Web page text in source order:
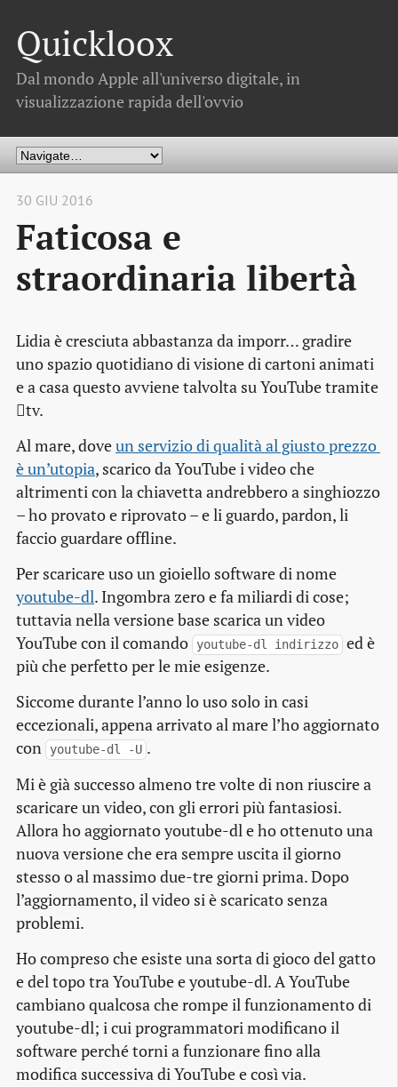
Quickloox
Dal mondo Apple all'universo digitale, in
visualizzazione rapida dell'ovvio
30 GIU 2016
Faticosa e
straordinaria libertà
Lidia è cresciuta abbastanza da imporr… gradire
uno spazio quotidiano di visione di cartoni animati
e a casa questo avviene talvolta su YouTube tramite
tv.
Al mare, doveun servizio di qualità al giusto prezzo
è un’utopia, scarico da YouTube i video che
altrimenti con la chiavetta andrebbero a singhiozzo
– ho provato e riprovato – e li guardo, pardon, li
faccio guardare offline.
Per scaricare uso un gioiello software di nome
youtube-dl. Ingombra zero e fa miliardi di cose;
tuttavia nella versione base scarica un video
YouTube con il comando
youtube-dl indirizzo ed è
più che perfetto per le mie esigenze.
Siccome durante l’anno lo uso solo in casi
eccezionali, appena arrivato al mare l’ho aggiornato
con
youtube-dl -U .
Mi è già successo almeno tre volte di non riuscire a
scaricare un video, con gli errori più fantasiosi.
Allora ho aggiornato youtube-dl e ho ottenuto una
nuova versione che era sempre uscita il giorno
stesso o al massimo due-tre giorni prima. Dopo
l’aggiornamento, il video si è scaricato senza
problemi.
Ho compreso che esiste una sorta di gioco del gatto
e del topo tra YouTube e youtube-dl. A YouTube
cambiano qualcosa che rompe il funzionamento di
youtube-dl; i cui programmatori modificano il
software perché torni a funzionare fino alla
modifica successiva di YouTube e così via.